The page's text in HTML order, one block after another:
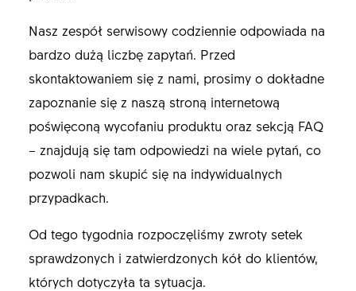
Nasz zespół serwisowy codziennie odpowiada na
bardzo dużą liczbę zapytań. Przed
skontaktowaniem się z nami, prosimy o dokładne
zapoznanie się z naszą stroną internetową
poświęconą wycofaniu produktu oraz sekcją FAQ
– znajdują się tam odpowiedzi na wiele pytań, co
pozwoli nam skupić się na indywidualnych
przypadkach.
Od tego tygodnia rozpoczęliśmy zwroty setek
sprawdzonych i zatwierdzonych kół do klientów,
których dotyczyła ta sytuacja.